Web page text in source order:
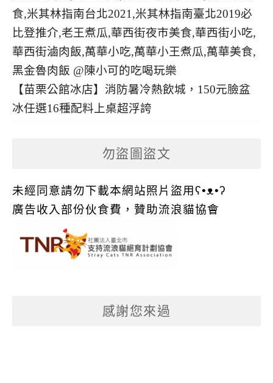
【苗栗公館冰店】消防暑冷熱飲城，150元臉盆
冰任選16種配料上桌超浮誇
勿盜圖盜文
未經同意請勿下載本網站照片盜用ʕ•ᴥ•ʔ
廣告收入部份伙食費，贊助流浪貓協會
感謝您來過